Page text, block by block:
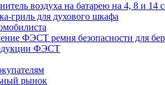
воздуха на батарею на 4, 8 и 14
гриль для духового шкафа
ФЭСТ ремня безопасности для
ФЭСТ
рынок